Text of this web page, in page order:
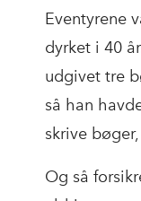
Eventyrene
dyrket i 40
udgivet tre
så han
skrive
Og så